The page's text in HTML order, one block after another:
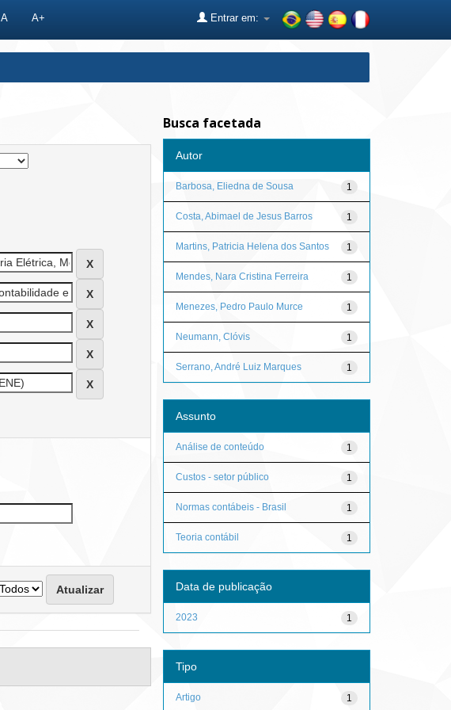
A A+ Entrar em:
Busca facetada
Autor
1
Barbosa, Eliedna de Sousa
1
Costa, Abimael de Jesus Barros
1
Martins, Patricia Helena dos Santos
1
Mendes, Nara Cristina Ferreira
1
Menezes, Pedro Paulo Murce
1
Neumann, Clóvis
1
Serrano, André Luiz Marques
Assunto
1
Análise de conteúdo
1
Custos - setor público
1
Normas contábeis - Brasil
1
Teoria contábil
Data de publicação
1
2023
Tipo
1
Artigo